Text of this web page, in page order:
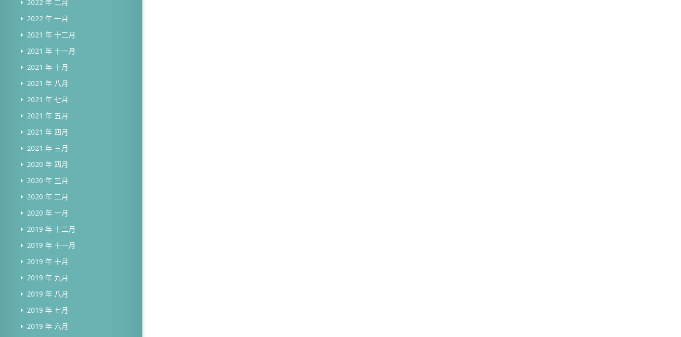
2022 年 二月
2022 年 一月
2021 年 十二月
2021 年 十一月
2021 年 十月
2021 年 八月
2021 年 七月
2021 年 五月
2021 年 四月
2021 年 三月
2020 年 四月
2020 年 三月
2020 年 二月
2020 年 一月
2019 年 十二月
2019 年 十一月
2019 年 十月
2019 年 九月
2019 年 八月
2019 年 七月
2019 年 六月